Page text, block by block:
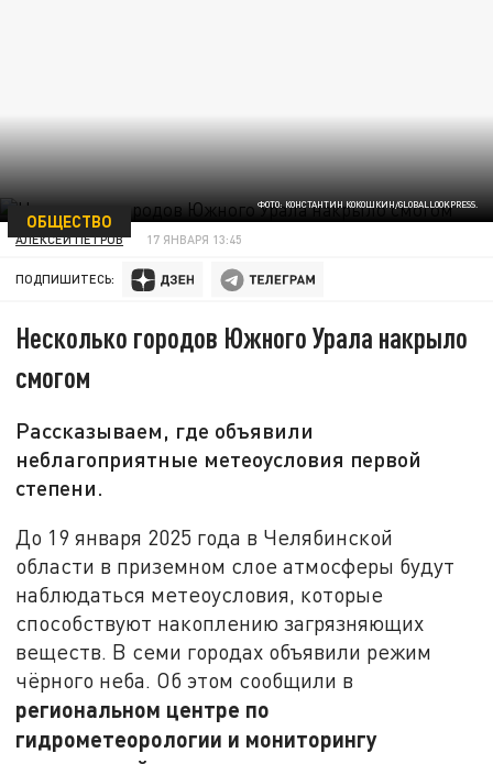
ФОТО: КОНСТАНТИН КОКОШКИН/GLOBALLOOKPRESS.
ОБЩЕСТВО
АЛЕКСЕЙ ПЕТРОВ 17 ЯНВАРЯ 13:45
ПОДПИШИТЕСЬ:
Несколько городов Южного Урала накрыло
смогом
Рассказываем, где объявили
неблагоприятные метеоусловия первой
степени.
До 19 января 2025 года в Челябинской
области в приземном слое атмосферы будут
наблюдаться метеоусловия, которые
способствуют накоплению загрязняющих
веществ. В семи городах объявили режим
чёрного неба. Об этом сообщили в
региональном центре по
гидрометеорологии и мониторингу